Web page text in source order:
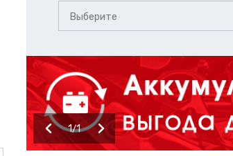
Выберите
1 1